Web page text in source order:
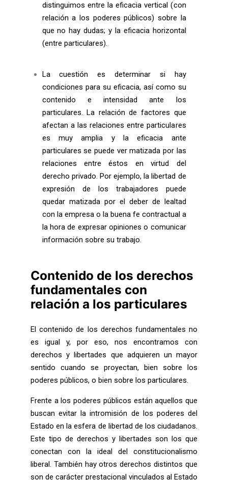
distinguimos entre la eficacia vertical (con
relación a los poderes públicos) sobre la
que no hay dudas; y la eficacia horizontal
(entre particulares).
La cuestión es determinar si hay
condiciones para su eficacia, así como su
contenido e intensidad ante los
particulares. La relación de factores que
afectan a las relaciones entre particulares
es muy amplia y la eficacia ante
particulares se puede ver matizada por las
relaciones entre éstos en virtud del
derecho privado. Por ejemplo, la libertad de
expresión de los trabajadores puede
quedar matizada por el deber de lealtad
con la empresa o la buena fe contractual a
la hora de expresar opiniones o comunicar
información sobre su trabajo.
Contenido de los derechos
fundamentales con
relación a los particulares
El contenido de los derechos fundamentales no
es igual y, por eso, nos encontramos con
derechos y libertades que adquieren un mayor
sentido cuando se proyectan, bien sobre los
poderes públicos, o bien sobre los particulares.
Frente a los poderes públicos están aquellos que
buscan evitar la intromisión de los poderes del
Estado en la esfera de libertad de los ciudadanos.
Este tipo de derechos y libertades son los que
conectan con la ideal del constitucionalismo
liberal. También hay otros derechos distintos que
son de carácter prestacional vinculados al Estado